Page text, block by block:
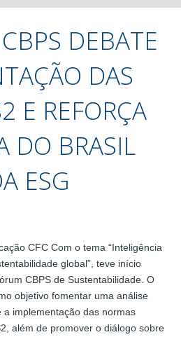
DEBATE
DAS
E REFORÇA
DO BRASIL
ESG
CFC Com o tema “Inteligência
global”, teve início
CBPS de Sustentabilidade. O
objetivo fomentar uma análise
implementação das normas
além de promover o diálogo sobre